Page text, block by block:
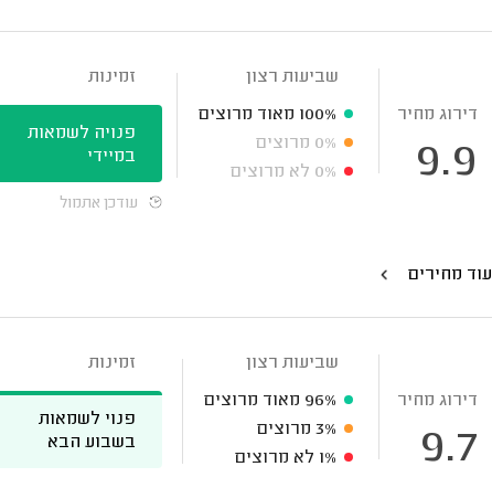
דירוג מחיר
9.9
שביעות רצון
100% מאוד מרוצים
0% מרוצים
0% לא מרוצים
זמינות
פנויה לשמאות
במיידי
עודכן אתמול
עוד מחירים
דירוג מחיר
9.7
שביעות רצון
96% מאוד מרוצים
3% מרוצים
1% לא מרוצים
זמינות
פנוי לשמאות
בשבוע הבא